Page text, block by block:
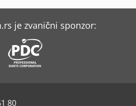
je zvanični sponzor:
80